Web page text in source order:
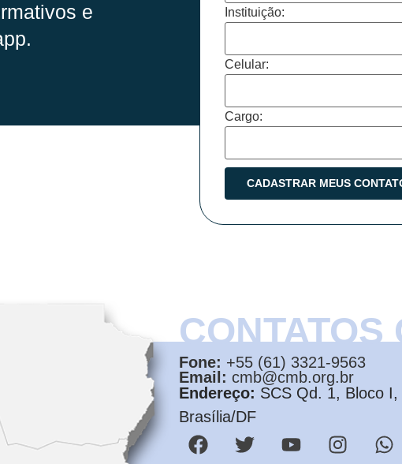
e
Instituição:
Celular:
Cargo:
CONTATOS
Fone: +55 (61) 3321-9563
Email: cmb@cmb.org.br
Endereço: SCS Qd. 1, Bloco
Brasília/DF